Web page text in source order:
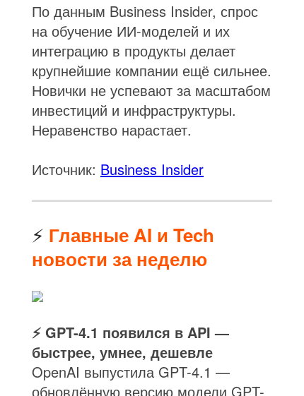
По данным Business Insider, спрос
на обучение ИИ-моделей и их
интеграцию в продукты делает
крупнейшие компании ещё сильнее.
Новички не успевают за масштабом
инвестиций и инфраструктуры.
Неравенство нарастает.
Источник: Business Insider
⚡ Главные AI и Tech
новости за неделю
⚡ GPT-4.1 появился в API —
быстрее, умнее, дешевле
OpenAI выпустила GPT-4.1 —
обновлённую версию модели GPT-